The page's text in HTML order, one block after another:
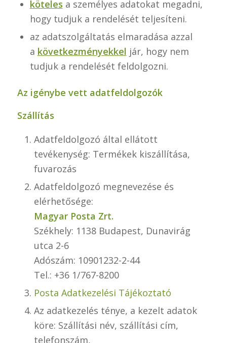
köteles a személyes adatokat megadni,
hogy tudjuk a rendelését teljesíteni.
az adatszolgáltatás elmaradása azzal
a következményekkel jár, hogy nem
tudjuk a rendelését feldolgozni.
Az igénybe vett adatfeldolgozók
Szállítás
Adatfeldolgozó által ellátott
tevékenység: Termékek kiszállítása,
fuvarozás
Adatfeldolgozó megnevezése és
elérhetősége:
Magyar Posta Zrt.
Székhely: 1138 Budapest, Dunavirág
utca 2-6
Adószám: 10901232-2-44
Tel.: +36 1/767-8200
Posta Adatkezelési Tájékoztató
Az adatkezelés ténye, a kezelt adatok
köre: Szállítási név, szállítási cím,
telefonszám,